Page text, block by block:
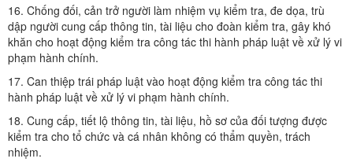
16. Chống đối, cản trở người làm nhiệm vụ kiểm tra, đe dọa, trù
dập người cung cấp thông tin, tài liệu cho đoàn kiểm tra, gây khó
khăn cho hoạt động kiểm tra công tác thi hành pháp luật về xử lý vi
phạm hành chính.
17. Can thiệp trái pháp luật vào hoạt động kiểm tra công tác thi
hành pháp luật về xử lý vi phạm hành chính.
18. Cung cấp, tiết lộ thông tin, tài liệu, hồ sơ của đối tượng được
kiểm tra cho tổ chức và cá nhân không có thẩm quyền, trách
nhiệm.